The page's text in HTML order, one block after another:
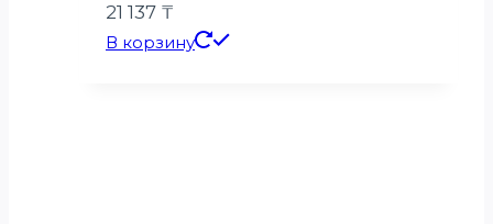
21 137 ₸
В корзину